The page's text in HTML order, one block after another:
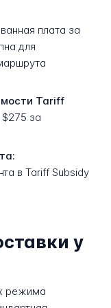
плата за
для
Tariff
$275 за
в Tariff Subsidy
у
режима